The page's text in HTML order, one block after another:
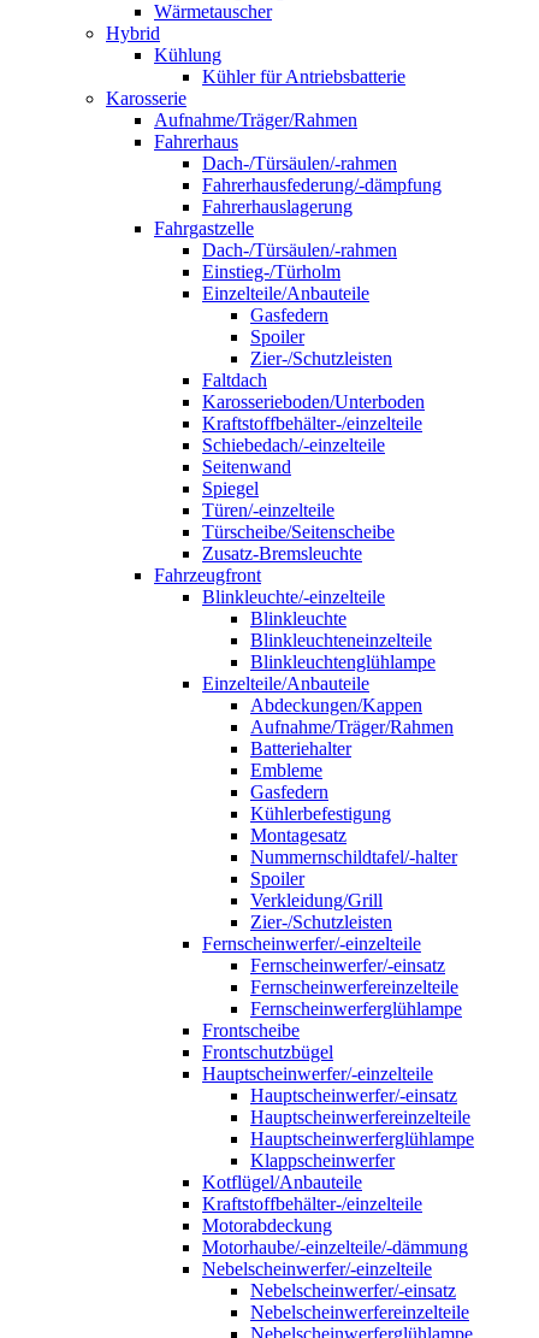
Wärmetauscher
Hybrid
Kühlung
Kühler für Antriebsbatterie
Karosserie
Aufnahme/Träger/Rahmen
Fahrerhaus
Dach-/Türsäulen/-rahmen
Fahrerhausfederung/-dämpfung
Fahrerhauslagerung
Fahrgastzelle
Dach-/Türsäulen/-rahmen
Einstieg-/Türholm
Einzelteile/Anbauteile
Gasfedern
Spoiler
Zier-/Schutzleisten
Faltdach
Karosserieboden/Unterboden
Kraftstoffbehälter-/einzelteile
Schiebedach/-einzelteile
Seitenwand
Spiegel
Türen/-einzelteile
Türscheibe/Seitenscheibe
Zusatz-Bremsleuchte
Fahrzeugfront
Blinkleuchte/-einzelteile
Blinkleuchte
Blinkleuchteneinzelteile
Blinkleuchtenglühlampe
Einzelteile/Anbauteile
Abdeckungen/Kappen
Aufnahme/Träger/Rahmen
Batteriehalter
Embleme
Gasfedern
Kühlerbefestigung
Montagesatz
Nummernschildtafel/-halter
Spoiler
Verkleidung/Grill
Zier-/Schutzleisten
Fernscheinwerfer/-einzelteile
Fernscheinwerfer/-einsatz
Fernscheinwerfereinzelteile
Fernscheinwerferglühlampe
Frontscheibe
Frontschutzbügel
Hauptscheinwerfer/-einzelteile
Hauptscheinwerfer/-einsatz
Hauptscheinwerfereinzelteile
Hauptscheinwerferglühlampe
Klappscheinwerfer
Kotflügel/Anbauteile
Kraftstoffbehälter-/einzelteile
Motorabdeckung
Motorhaube/-einzelteile/-dämmung
Nebelscheinwerfer/-einzelteile
Nebelscheinwerfer/-einsatz
Nebelscheinwerfereinzelteile
Nebelscheinwerferglühlampe